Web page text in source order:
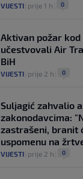
VIJESTI prije 1 h 0
Aktivan požar kod
učestvovali Air
BiH
VIJESTI prije 2 h 0
Suljagić zahvalio
zakonodavcima:
zastrašeni, branit
uspomenu na
VIJESTI prije 2 h 0